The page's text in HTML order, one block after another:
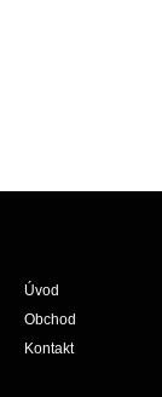
Úvod
Obchod
Kontakt